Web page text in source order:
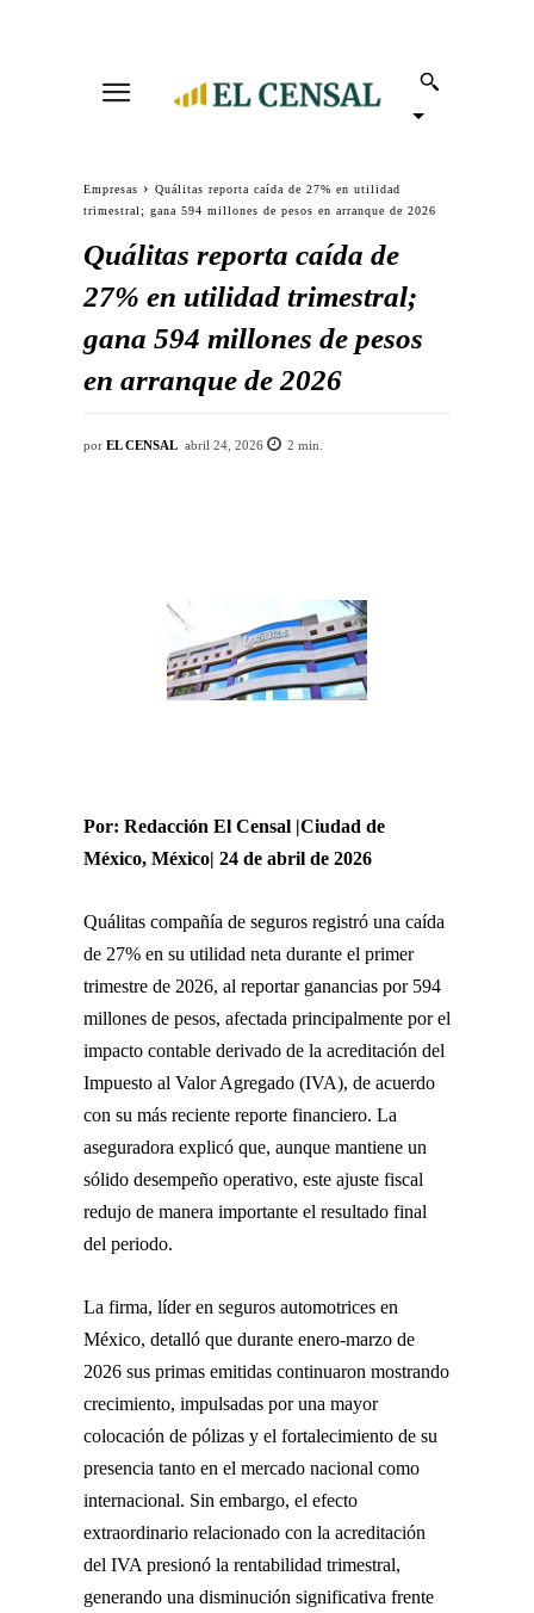
Empresas
Quálitas reporta caída de 27% en utilidad
trimestral; gana 594 millones de pesos en arranque de 2026
Quálitas reporta caída de
27% en utilidad trimestral;
gana 594 millones de pesos
en arranque de 2026
por EL CENSAL abril 24, 2026 2 min.
Por: Redacción El Censal |Ciudad de
México, México| 24 de abril de 2026
Quálitas compañía de seguros registró una caída
de 27% en su utilidad neta durante el primer
trimestre de 2026, al reportar ganancias por 594
millones de pesos, afectada principalmente por el
impacto contable derivado de la acreditación del
Impuesto al Valor Agregado (IVA), de acuerdo
con su más reciente reporte financiero. La
aseguradora explicó que, aunque mantiene un
sólido desempeño operativo, este ajuste fiscal
redujo de manera importante el resultado final
del periodo.
La firma, líder en seguros automotrices en
México, detalló que durante enero-marzo de
2026 sus primas emitidas continuaron mostrando
crecimiento, impulsadas por una mayor
colocación de pólizas y el fortalecimiento de su
presencia tanto en el mercado nacional como
internacional. Sin embargo, el efecto
extraordinario relacionado con la acreditación
del IVA presionó la rentabilidad trimestral,
generando una disminución significativa frente